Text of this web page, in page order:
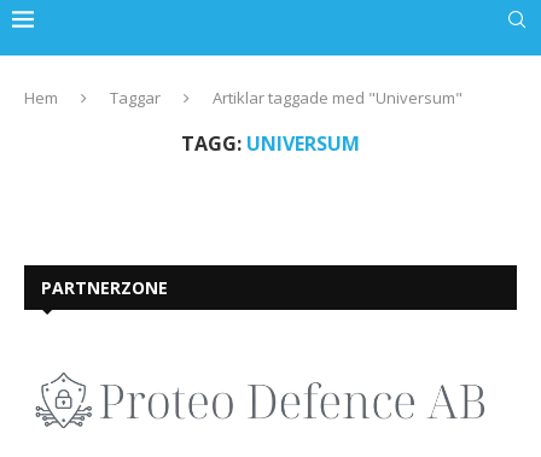
Hem Taggar Artiklar taggade med "Universum"
TAGG: UNIVERSUM
PARTNERZONE